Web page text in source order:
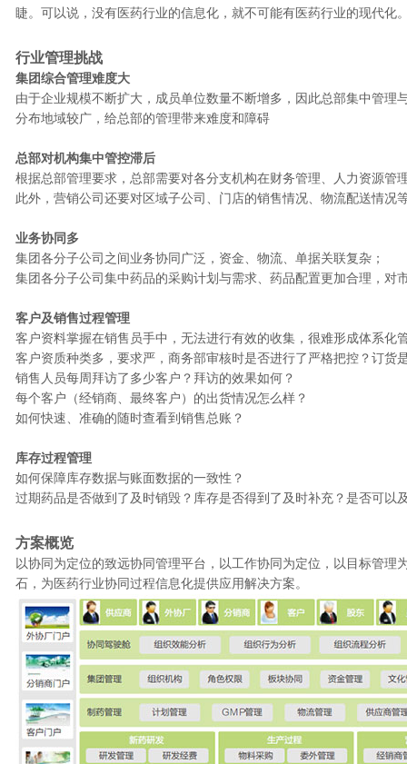
睫。可以说，没有医药行业的信息化，就不可能有医药行业的现代化
行业管理挑战
集团综合管理难度大
由于企业规模不断扩大，成员单位数量不断增多，因此总部集中管理
分布地域较广，给总部的管理带来难度和障碍
总部对机构集中管控滞后
根据总部管理要求，总部需要对各分支机构在财务管理、人力资源管
此外，营销公司还要对区域子公司、门店的销售情况、物流配送情况
业务协同多
集团各分子公司之间业务协同广泛，资金、物流、单据关联复杂；
集团各分子公司集中药品的采购计划与需求、药品配置更加合理，对
客户及销售过程管理
客户资料掌握在销售员手中，无法进行有效的收集，很难形成体系化
客户资质种类多，要求严，商务部审核时是否进行了严格把控？订货
销售人员每周拜访了多少客户？拜访的效果如何？
每个客户（经销商、最终客户）的出货情况怎么样？
如何快速、准确的随时查看到销售总账？
库存过程管理
如何保障库存数据与账面数据的一致性？
过期药品是否做到了及时销毁？库存是否得到了及时补充？是否可以
方案概览
以协同为定位的致远协同管理平台，以工作协同为定位，以目标管理
石，为医药行业协同过程信息化提供应用解决方案。